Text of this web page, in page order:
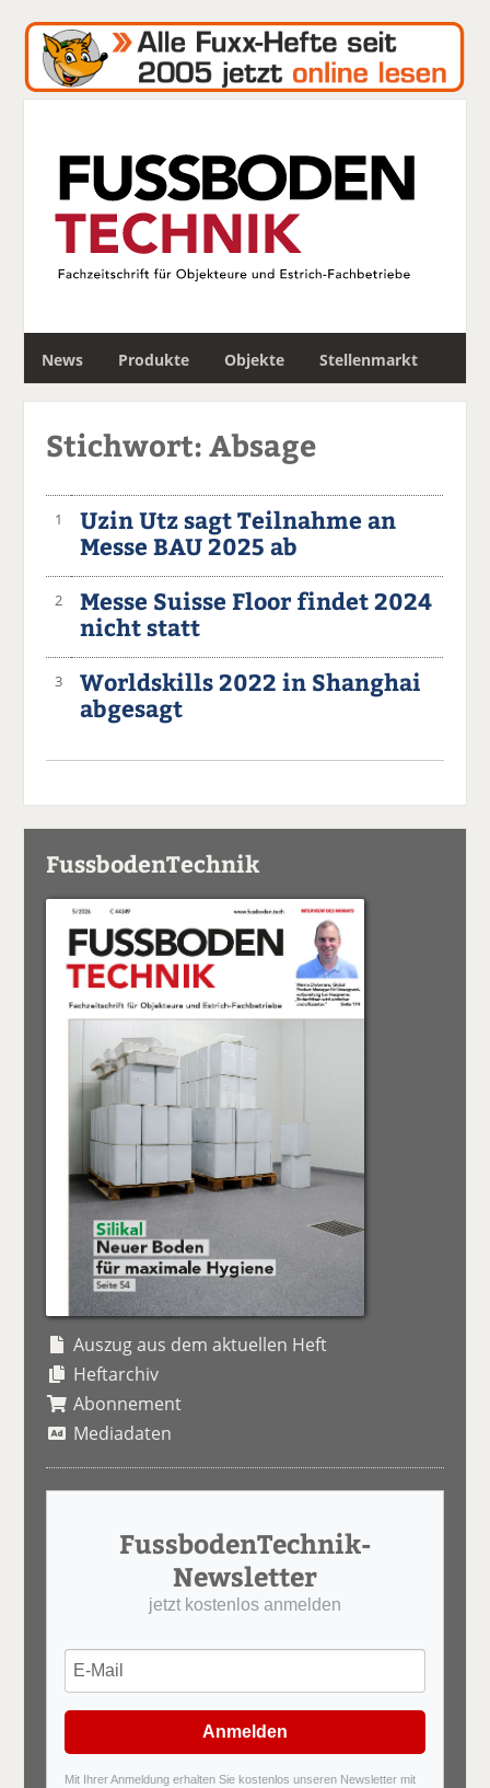
News Produkte Objekte Stellenmarkt
c
Stichwort: Absage
1
Uzin Utz sagt Teilnahme an
Messe BAU 2025 ab
2
Messe Suisse Floor findet 2024
nicht statt
3
Worldskills 2022 in Shanghai
abgesagt
FussbodenTechnik
Auszug aus dem aktuellen Heft
Heftarchiv
Abonnement
Mediadaten
FussbodenTechnik-
Newsletter
jetzt kostenlos anmelden
Anmelden
Mit Ihrer Anmeldung erhalten Sie kostenlos unseren Newsletter mit